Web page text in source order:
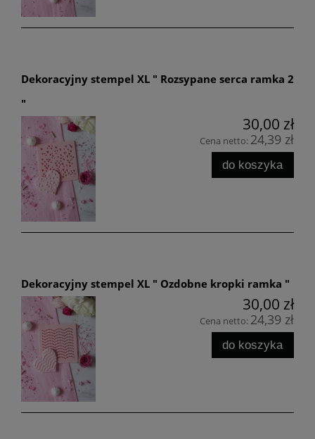
Dekoracyjny stempel XL " Rozsypane serca ramka 2
"
30,00 zł
Cena netto: 24,39 zł
do koszyka
Dekoracyjny stempel XL " Ozdobne kropki ramka "
30,00 zł
Cena netto: 24,39 zł
do koszyka